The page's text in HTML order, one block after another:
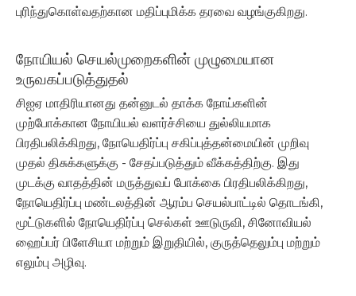
புரிந்துகொள்வதற்கான மதிப்புமிக்க தரவை வழங்குகிறது.
நோயியல் செயல்முறைகளின் முழுமையான
உருவகப்படுத்துதல்
சிஐஏ மாதிரியானது தன்னுடல் தாக்க நோய்களின்
முற்போக்கான நோயியல் வளர்ச்சியை துல்லியமாக
பிரதிபலிக்கிறது, நோயெதிர்ப்பு சகிப்புத்தன்மையின் முறிவு
முதல் திசுக்களுக்கு - சேதப்படுத்தும் வீக்கத்திற்கு. இது
முடக்கு வாதத்தின் மருத்துவப் போக்கை பிரதிபலிக்கிறது,
நோயெதிர்ப்பு மண்டலத்தின் ஆரம்ப செயல்பாட்டில் தொடங்கி,
மூட்டுகளில் நோயெதிர்ப்பு செல்கள் ஊடுருவி, சினோவியல்
ஹைப்பர் பிளேசியா மற்றும் இறுதியில், குருத்தெலும்பு மற்றும்
எலும்பு அழிவு.